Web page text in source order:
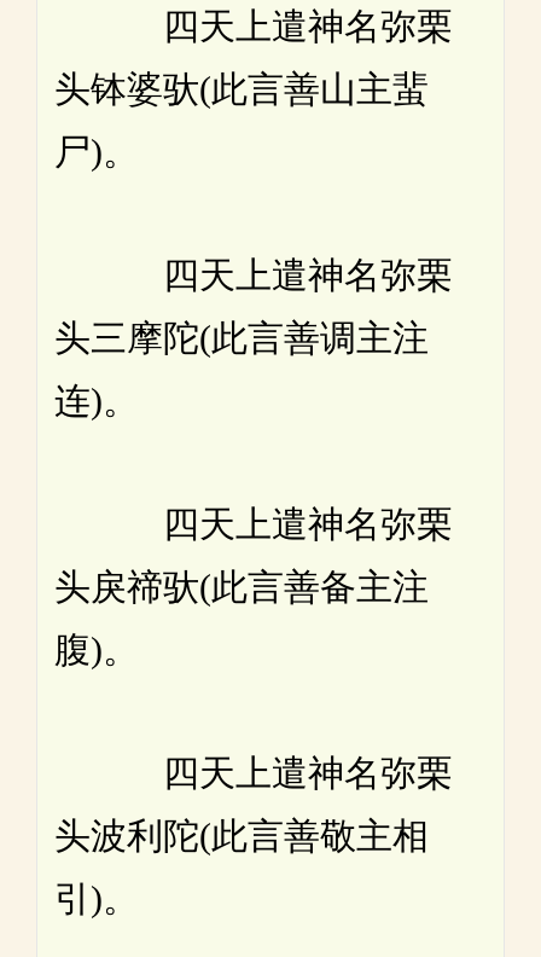
四天上遣神名弥栗
头钵婆驮(此言善山主蜚
尸)。
四天上遣神名弥栗
头三摩陀(此言善调主注
连)。
四天上遣神名弥栗
头戾禘驮(此言善备主注
腹)。
四天上遣神名弥栗
头波利陀(此言善敬主相
引)。